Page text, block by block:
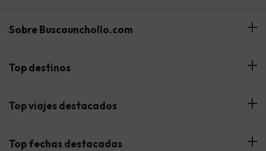
Sobre Buscounchollo.com
¿Quiénes somos?
Buscounchollo en los medios
Top destinos
Hoteles Andalucía
Top viajes destacados
Viajes con Niños
Top fechas destacadas